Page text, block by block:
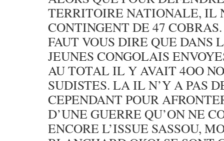
TERRITOIRE NATIONALE, IL
CONTINGENT DE 47
FAUT VOUS DIRE QUE DANS
JEUNES CONGOLAIS
AU TOTAL IL Y AVAIT 4OO
SUDISTES. LA IL N’Y A PAS
CEPENDANT POUR
D’UNE GUERRE QU’ON NE
ENCORE L’ISSUE SASSOU,